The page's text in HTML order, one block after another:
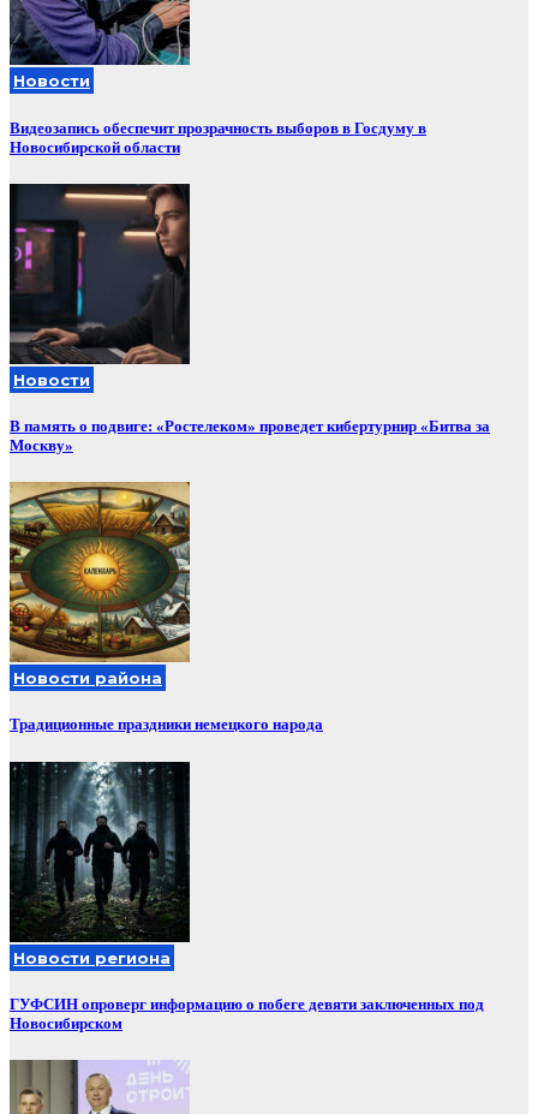
Новости
Видеозапись обеспечит прозрачность выборов в Госдуму в
Новосибирской области
Новости
В память о подвиге: «Ростелеком» проведет кибертурнир «Битва за
Москву»
Новости района
Традиционные праздники немецкого народа
Новости региона
ГУФСИН опроверг информацию о побеге девяти заключенных под
Новосибирском